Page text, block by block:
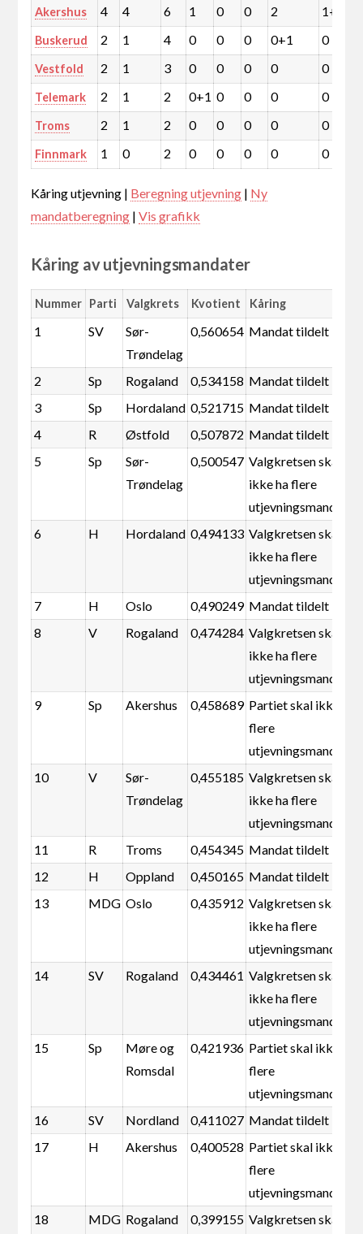
Akershus 4 4 6 1 0 0 2 1+1
Buskerud 2 1 4 0 0 0 0+1 0
Vestfold 2 1 3 0 0 0 0 0
Telemark 2 1 2 0+1 0 0 0 0
Troms 2 1 2 0 0 0 0 0
Finnmark 1 0 2 0 0 0 0 0
Kåring utjevning | Beregning utjevning | Ny
mandatberegning |Vis grafikk
Kåring av utjevningsmandater
Nummer Parti Valgkrets Kvotient Kåring
1 SV
Sør-
Trøndelag
0,560654 Mandat tildelt
2 Sp Rogaland 0,534158 Mandat tildelt
3
Sp Hordaland 0,521715 Mandat tildelt
4
R Østfold 0,507872 Mandat tildelt
5
Sp
Sør-
Trøndelag
0,500547 Valgkretsen skal
ikke ha flere
utjevningsmandater
6
H Hordaland 0,494133 Valgkretsen skal
ikke ha flere
utjevningsmandater
7
H Oslo 0,490249 Mandat tildelt
8
V Rogaland 0,474284 Valgkretsen skal
ikke ha flere
utjevningsmandater
9
Sp Akershus 0,458689 Partiet skal ikke ha
flere
utjevningsmandater
10
V
Sør-
Trøndelag
0,455185 Valgkretsen skal
ikke ha flere
utjevningsmandater
11
R Troms 0,454345 Mandat tildelt
12
H Oppland 0,450165 Mandat tildelt
13
MDG Oslo 0,435912 Valgkretsen skal
ikke ha flere
utjevningsmandater
14
SV Rogaland 0,434461 Valgkretsen skal
ikke ha flere
utjevningsmandater
15
Sp
Møre og
Romsdal
0,421936 Partiet skal ikke ha
flere
utjevningsmandater
16
SV Nordland 0,411027 Mandat tildelt
17
H Akershus 0,400528 Partiet skal ikke ha
flere
utjevningsmandater
18
MDG Rogaland 0,399155 Valgkretsen skal